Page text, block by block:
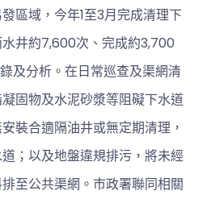
區域，今年1至3月完成清理下
井約7,600次、完成約3,700
及分析。在日常巡查及渠網清
固物及水泥砂漿等阻礙下水道
裝合適隔油井或無定期清理，
；以及地盤違規排污，將未經
至公共渠網。市政署聯同相關